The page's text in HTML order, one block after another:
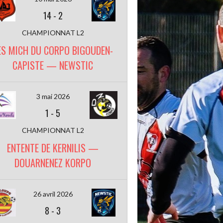
14- 2
CHAMPIONNAT L2
MICH DU CORPO BIGOUDEN-
CAPISTE — NEWSTIC
3 mai 2026
1 - 5
CHAMPIONNAT L2
ENTENTE DE KERNILIS —
DOUARNENEZ KORPO
26 avril 2026
8 - 3